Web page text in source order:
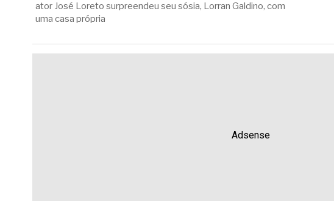
ator José Loreto surpreendeu seu sósia, Lorran Galdino, com
uma casa própria
Adsense